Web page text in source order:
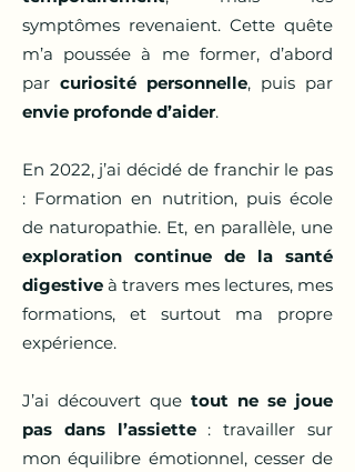
symptômes revenaient. Cette quête
m’a poussée à me former, d’abord
par curiosité personnelle, puis par
envie profonde d’aider.
En 2022, j’ai décidé de franchir le pas
: Formation en nutrition, puis école
de naturopathie. Et, en parallèle, une
exploration continue de la santé
digestive à travers mes lectures, mes
formations, et surtout ma propre
expérience.
J’ai découvert que tout ne se joue
pas dans l’assiette: travailler sur
mon équilibre émotionnel, cesser de